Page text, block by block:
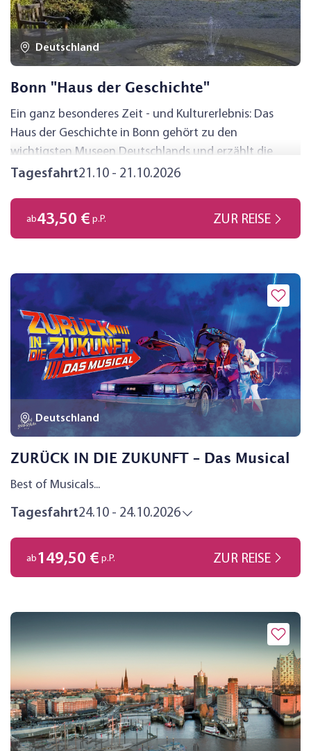
Deutschland
Bonn "Haus der Geschichte"
Ein ganz besonderes Zeit - und Kulturerlebnis: Das
Haus der Geschichte in Bonn gehört zu den
wichtigsten Museen Deutschlands und erzählt die
Geschichte seit 1945 auf eindrucksvolle Weise. Inmitten
Geschichten und gesellschaftlicher Entwicklungen. Der
multimediale Präsentationen und
Sonderausstellungen, welche die Vergangenheit
lebendig werden lassen. Ein Muss für alle, die
Geschichte hautnah erleben möchten. Im Anschluss
bleibt Ihnen noch genügend Zeit durch die Stadt zu
bummeln.
Tagesfahrt21.10 - 21.10.2026
ab43,50 € p.P. ZUR REISE
Deutschland
ZURÜCK IN DIE ZUKUNFT – Das Musical
Best of Musicals...
Tagesfahrt24.10 - 24.10.2026
ab 149,50 € p.P. ZUR REISE